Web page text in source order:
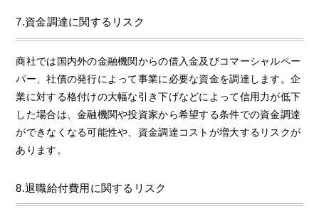
7.資金調達に関するリスク
商社では国内外の金融機関からの借入金及びコマーシャルペー
パー、社債の発行によって事業に必要な資金を調達します。企
業に対する格付けの大幅な引き下げなどによって信用力が低下
した場合は、金融機関や投資家から希望する条件での資金調達
ができなくなる可能性や、資金調達コストが増大するリスクが
あります。
8.退職給付費用に関するリスク